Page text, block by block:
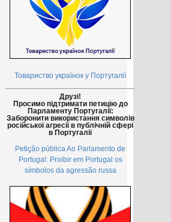
Товариство українок у Португалії
Друзі!
Просимо підтримати петицію до
Парламенту Португалії:
Заборонити використання символів
російської агресії в публічній сфері
в Португалії
Petição pública Ao Parlamento de
Portugal: Proibir em Portugal os
símbolos da agressão russa